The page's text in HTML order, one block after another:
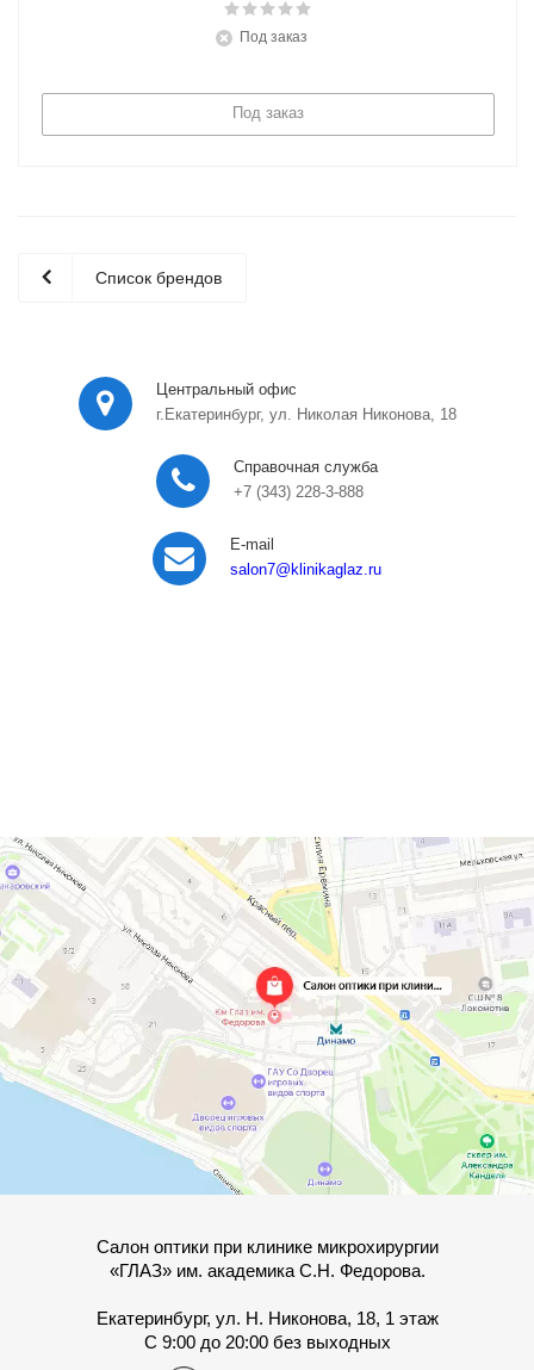
Под заказ
Под заказ
Список брендов
Центральный офис
г.Екатеринбург, ул. Николая Никонова, 18
Справочная служба
+7 (343) 228-3-888
E-mail
salon7@klinikaglaz.ru
Салон оптики при клинике микрохирургии
«ГЛАЗ» им. академика С.Н. Федорова.
Екатеринбург, ул. Н. Никонова, 18, 1 этаж
С 9:00 до 20:00 без выходных